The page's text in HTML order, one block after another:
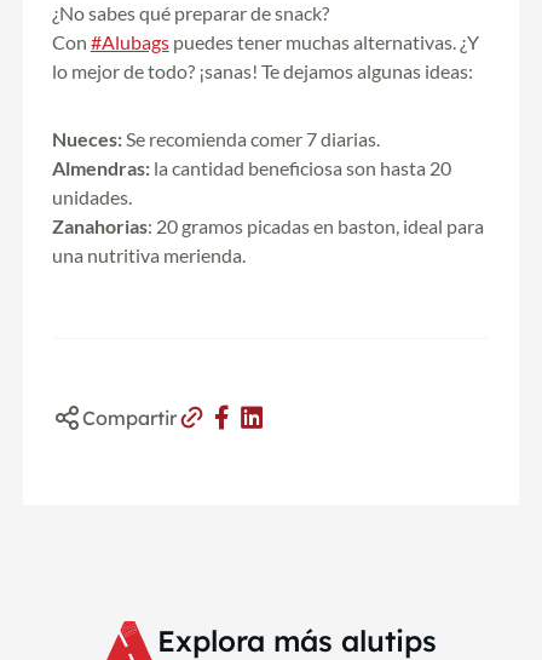
¿No sabes qué preparar de snack?
Con #Alubagspuedes tener muchas alternativas. ¿Y
lo mejor de todo? ¡sanas! Te dejamos algunas ideas:
Nueces:Se recomienda comer 7 diarias.
Almendras:la cantidad beneficiosa son hasta 20
unidades.
Zanahorias: 20 gramos picadas en baston, ideal para
una nutritiva merienda.
Compartir
Explora más alutips